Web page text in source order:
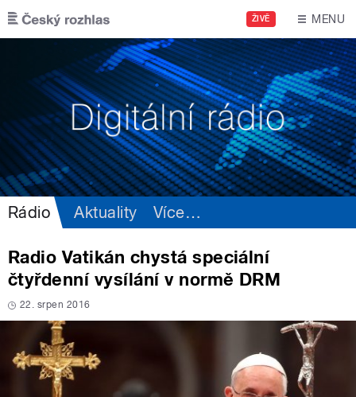
Přejít k hlavnímu obsahu
ŽIVĚ MENU
Rádio Aktuality Více…
Radio Vatikán chystá speciální
čtyřdenní vysílání v normě DRM
22. srpen 2016